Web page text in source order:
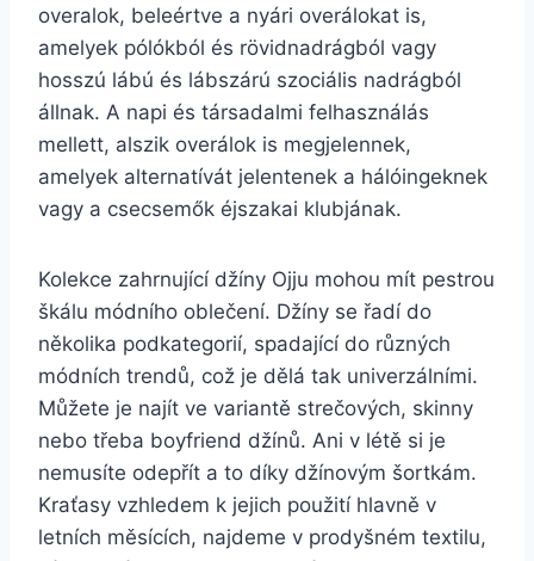
overalok, beleértve a nyári overálokat is,
amelyek pólókból és rövidnadrágból vagy
hosszú lábú és lábszárú szociális nadrágból
állnak. A napi és társadalmi felhasználás
mellett, alszik overálok is megjelennek,
amelyek alternatívát jelentenek a hálóingeknek
vagy a csecsemők éjszakai klubjának.
Kolekce zahrnující džíny Ojju mohou mít pestrou
škálu módního oblečení. Džíny se řadí do
několika podkategorií, spadající do různých
módních trendů, což je dělá tak univerzálními.
Můžete je najít ve variantě strečových, skinny
nebo třeba boyfriend džínů. Ani v létě si je
nemusíte odepřít a to díky džínovým šortkám.
Kraťasy vzhledem k jejich použití hlavně v
letních měsících, najdeme v prodyšném textilu,